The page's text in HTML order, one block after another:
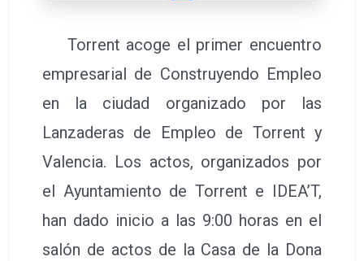
Torrent acoge el primer encuentro
empresarial de Construyendo Empleo
en la ciudad organizado por las
Lanzaderas de Empleo de Torrent y
Valencia. Los actos, organizados por
el Ayuntamiento de Torrent e IDEA’T,
han dado inicio a las 9:00 horas en el
salón de actos de la Casa de la Dona